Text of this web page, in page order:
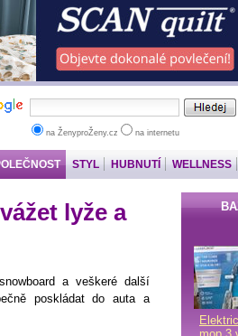
na ŽenyproŽeny.cz na internetu
STYL HUBNUTÍ WELLNESS
lyže a
a veškeré další
poskládat do auta a